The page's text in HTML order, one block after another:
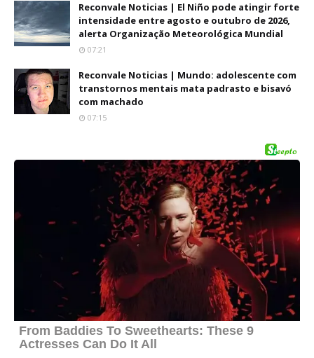
Reconvale Noticias | El Niño pode atingir forte
intensidade entre agosto e outubro de 2026,
alerta Organização Meteorológica Mundial
07:21
Reconvale Noticias | Mundo: adolescente com
transtornos mentais mata padrasto e bisavó
com machado
07:15